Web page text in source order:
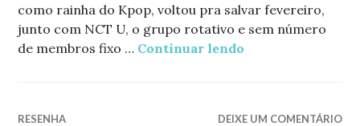
como rainha do Kpop, voltou pra salvar fevereiro,
junto com NCT U, o grupo rotativo e sem número
de membros fixo … Continuar lendo
RESENHA DEIXE UM COMENTÁRIO